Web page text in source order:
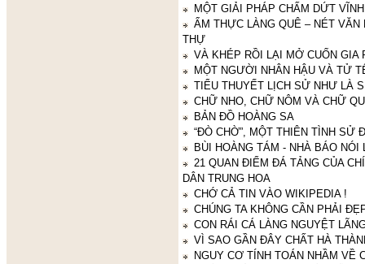
MỘT GIẢI PHÁP CHẤM DỨT
ẨM THỰC LÀNG QUÊ – NÉT VĂN
THỰ
VÀ KHÉP RỒI LẠI MỞ CUỐN GIA
MỘT NGƯỜI NHÂN HẬU VÀ TỬ
TIỂU THUYẾT LỊCH SỬ NHƯ LÀ
CHỮ NHO, CHỮ NÔM VÀ CHỮ
BẢN ĐỒ HOÀNG SA
“ĐÒ CHỜ”, MỘT THIÊN TÌNH SỬ
BÙI HOÀNG TÁM - NHÀ BÁO NÓI
21 QUAN ĐIỂM ĐÁ TẢNG CỦA
DÂN TRUNG HOA
CHỚ CẢ TIN VÀO WIKIPEDIA !
CHÚNG TA KHÔNG CẦN PHẢI
CON RÁI CÁ LÀNG NGUYỆT
VÌ SAO GẦN ĐÂY CHẤT HÀ
NGUY CƠ TÍNH TOÁN NHẦM VỀ